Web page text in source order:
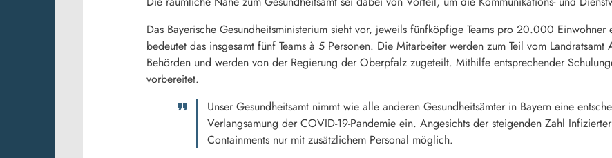
Das Bayerische Gesundheitsministerium sieht vor, jeweils fünfköpfige Teams pro 20.000 Einwohner
bedeutet das insgesamt fünf Teams à 5 Personen. Die Mitarbeiter werden zum Teil vom
Behörden und werden von der Regierung der Oberpfalz zugeteilt. Mithilfe entsprechender
vorbereitet.
Unser Gesundheitsamt nimmt wie alle anderen Gesundheitsämter in Bayern eine
Verlangsamung der COVID-19-Pandemie ein. Angesichts der steigenden Zahl
Containments nur mit zusätzlichem Personal möglich.